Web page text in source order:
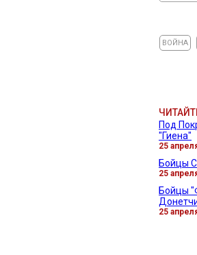
ВОЙНА
Под
"Гиена"
25
Бойцы
25
Бойцы
25